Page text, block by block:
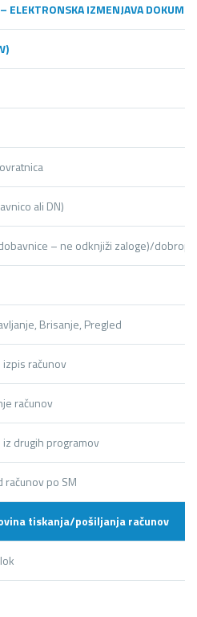
ELEKTRONSKA IZMENJAVA
ali DN)
– ne odknjiži zaloge)/
Brisanje, Pregled
izpis računov
računov
iz drugih programov
računov po SM
tiskanja/pošiljanja računov